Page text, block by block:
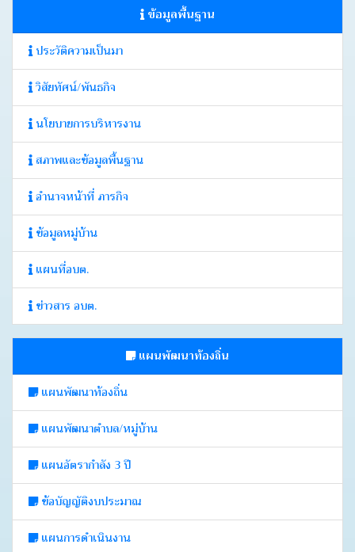
ข้อมูลพื้นฐาน
ประวัติความเป็นมา
วิสัยทัศน์/พันธกิจ
นโยบายการบริหารงาน
สภาพและข้อมูลพื้นฐาน
อำนาจหน้าที่ ภารกิจ
ข้อมูลหมู่บ้าน
แผนที่อบต.
ข่าวสาร อบต.
แผนพัฒนาท้องถิ่น
แผนพัฒนาท้องถิ่น
แผนพัฒนาตำบล/หมู่บ้าน
แผนอัตรากำลัง 3 ปี
ข้อบัญญัติงบประมาณ
แผนการดำเนินงาน